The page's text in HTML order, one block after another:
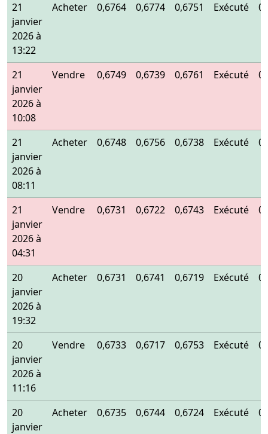
21
janvier
2026 à
13:22
Acheter 0,6764 0,6774 0,6751 Exécuté
21
janvier
2026 à
10:08
Vendre 0,6749 0,6739 0,6761 Exécuté
21
janvier
2026 à
08:11
Acheter 0,6748 0,6756 0,6738 Exécuté
21
janvier
2026 à
04:31
Vendre 0,6731 0,6722 0,6743 Exécuté
20
janvier
2026 à
19:32
Acheter 0,6731 0,6741 0,6719 Exécuté
20
janvier
2026 à
11:16
Vendre 0,6733 0,6717 0,6753 Exécuté
20
janvier
Acheter 0,6735 0,6744 0,6724 Exécuté